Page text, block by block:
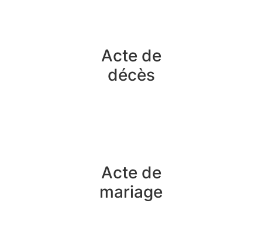
Acte de
décès
Acte de
mariage